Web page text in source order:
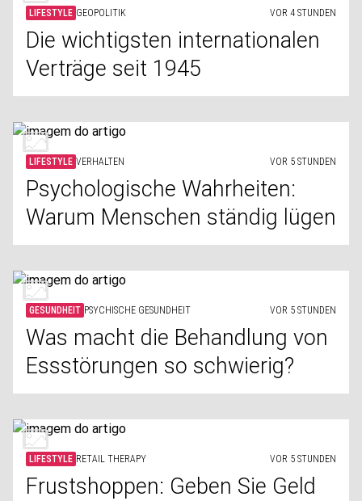
LIFESTYLE GEOPOLITIK VOR 4 STUNDEN
Die wichtigsten internationalen
Verträge seit 1945
LIFESTYLE VERHALTEN VOR 5 STUNDEN
Psychologische Wahrheiten:
Warum Menschen ständig lügen
GESUNDHEIT PSYCHISCHE GESUNDHEIT VOR 5 STUNDEN
Was macht die Behandlung von
Essstörungen so schwierig?
LIFESTYLE RETAIL THERAPY VOR 5 STUNDEN
Frustshoppen: Geben Sie Geld